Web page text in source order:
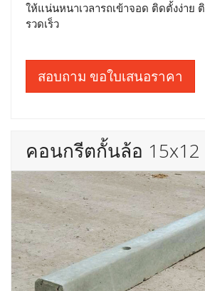
ให้แน่นหนาเวลารถเข้าจอด ติดตั้งง่าย
รวดเร็ว
สอบถาม ขอใบเสนอราคา
คอนกรีตกั้นล้อ 15x12